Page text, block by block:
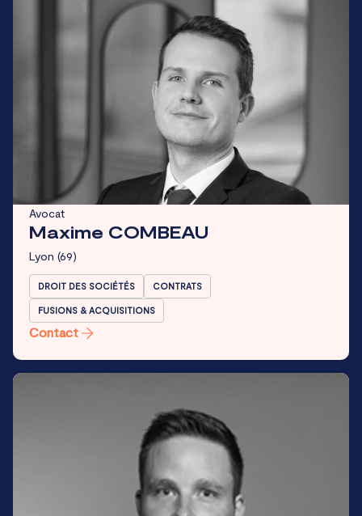
Avocat
Maxime COMBEAU
Lyon (69)
DROIT DES SOCIÉTÉS CONTRATS
FUSIONS & ACQUISITIONS
Contact